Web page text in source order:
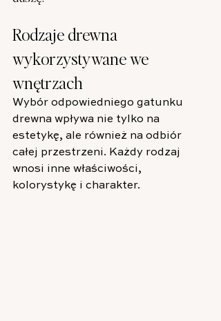
Rodzaje drewna
wykorzystywane we
wnętrzach
Wybór odpowiedniego gatunku
drewna wpływa nie tylko na
estetykę, ale również na odbiór
całej przestrzeni. Każdy rodzaj
wnosi inne właściwości,
kolorystykę i charakter.